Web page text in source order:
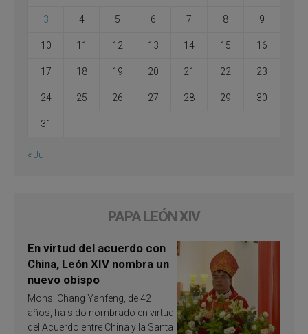
3 4 5 6 7 8 9
10 11 12 13 14 15 16
17 18 19 20 21 22 23
24 25 26 27 28 29 30
31
« Jul
PAPA LEÓN XIV
En virtud del acuerdo con
China, León XIV nombra un
nuevo obispo
Mons. Chang Yanfeng, de 42
años, ha sido nombrado en virtud
del Acuerdo entre China y la Santa